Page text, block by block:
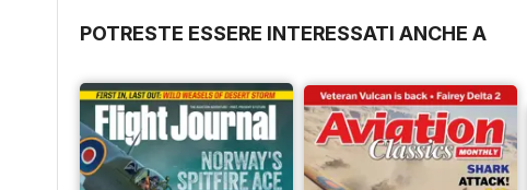
POTRESTE ESSERE INTERESSATI ANCHE A